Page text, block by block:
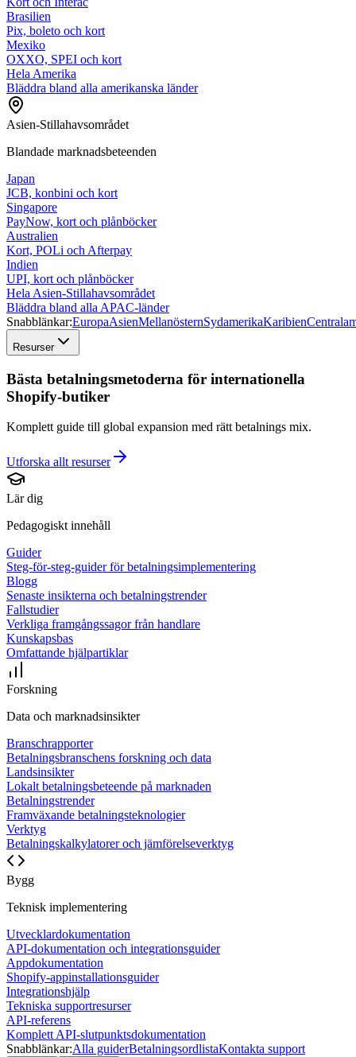
Brasilien
Pix, boleto och kort
Mexiko
OXXO, SPEI och kort
Hela Amerika
Bläddra bland alla amerikanska länder
Asien-Stillahavsområdet
Blandade marknadsbeteenden
Japan
JCB, konbini och kort
Singapore
PayNow, kort och plånböcker
Australien
Kort, POLi och Afterpay
Indien
UPI, kort och plånböcker
Hela Asien-Stillahavsområdet
Bläddra bland alla APAC-länder
Snabblänkar:EuropaAsienMellanösternSydamerikaKaribien
Resurser
Bästa betalningsmetoderna för internationella
Shopify-butiker
Komplett guide till global expansion med rätt betalnings mix.
Utforska allt resurser
Lär dig
Pedagogiskt innehåll
Guider
Steg-för-steg-guider för betalningsimplementering
Blogg
Senaste insikterna och betalningstrender
Fallstudier
Verkliga framgångssagor från handlare
Kunskapsbas
Omfattande hjälpartiklar
Forskning
Data och marknadsinsikter
Branschrapporter
Betalningsbranschens forskning och data
Landsinsikter
Lokalt betalningsbeteende på marknaden
Betalningstrender
Framväxande betalningsteknologier
Verktyg
Betalningskalkylatorer och jämförelseverktyg
Bygg
Teknisk implementering
Utvecklardokumentation
API-dokumentation och integrationsguider
Appdokumentation
Shopify-appinstallationsguider
Integrationshjälp
Tekniska supportresurser
API-referens
Komplett API-slutpunktsdokumentation
Snabblänkar:Alla guiderBetalningsordlistaKontakta support